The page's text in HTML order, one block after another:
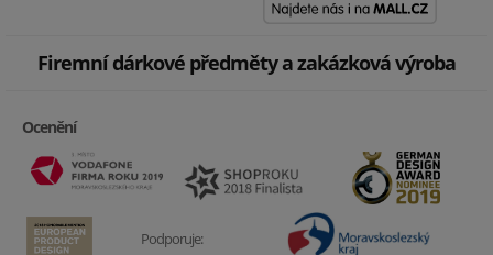
Firemní dárkové předměty a zakázková výroba
Ocenění
Podporuje: